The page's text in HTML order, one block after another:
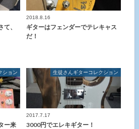
、
2018.8.16
ギターはフェンダーでテレキャス
だ！
ション
ー来
生徒さんギターコレクション
2017.7.17
3000円でエレキギター！